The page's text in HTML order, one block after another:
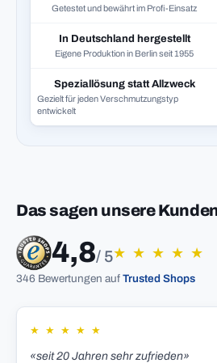
Getestet und bewährt im Profi-Einsatz
In Deutschland hergestellt
Eigene Produktion in Berlin seit 1955
Speziallösung statt Allzweck
Gezielt für jeden Verschmutzungstyp
entwickelt
Das sagen unsere
4,8/ 5★ ★ ★ ★ ★
346 Bewertungen auf Trusted Shops
★ ★ ★ ★ ★
«seit 20 Jahren sehr zufrieden»